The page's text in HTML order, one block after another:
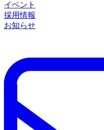
イベント
採用情報
お知らせ